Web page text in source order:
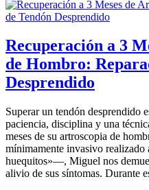
Recuperación a 3
de Hombro:
Desprendido
Superar un tendón desprendido
paciencia, disciplina y una
meses de su artroscopia de
mínimamente invasivo realizado
huequitos»—, Miguel nos
alivio de sus síntomas. Durante